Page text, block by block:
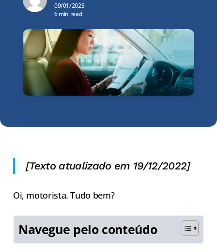
09/01/2023
6 min read
[Texto atualizado em 19/12/2022]
Oi, motorista. Tudo bem?
Navegue pelo conteúdo